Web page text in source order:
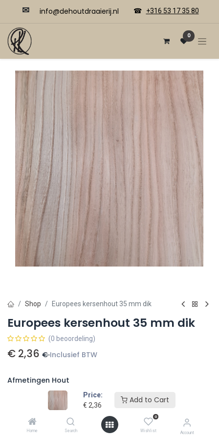
Price:
€ 2,36
Add to Cart
Home Search
0
Wishlist Account
✉ ​​info@dehoutdraaierij.nl ☎ +316 53 17 35 80
0
Shop Europees kersenhout 35 mm dik
Europees kersenhout 35 mm dik
(0 beoordeling)
€ 2,36 € Inclusief BTW
Afmetingen Hout
125 x 125 mm € 150 x 150 mm €3,40
175 x 175 mm €4,65 200 x 200 mm€6,00